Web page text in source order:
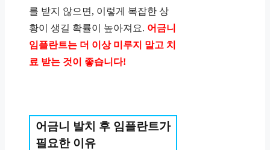
를 받지 않으면, 이렇게 복잡한 상
황이 생길 확률이 높아져요. 어금니
임플란트는 더 이상 미루지 말고 치
료 받는 것이 좋습니다!
어금니 발치 후 임플란트가
필요한 이유